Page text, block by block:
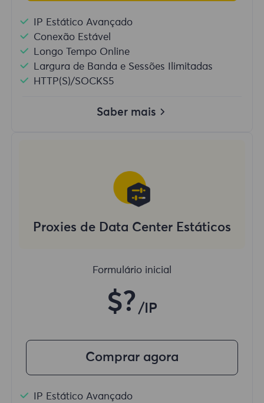
IP Estático Avançado
Conexão Estável
Longo Tempo Online
Largura de Banda e Sessões Ilimitadas
HTTP(S)/SOCKS5
Saber mais
Proxies de Data Center Estáticos
Formulário inicial
$? /IP
Comprar agora
IP Estático Avançado